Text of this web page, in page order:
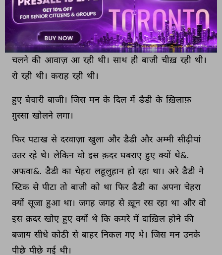
कर रही है। कमरे में तो सिर्फ बाजी, मम्मी और डैडी थे।
बच्चा कहाँ था।
फिर ऊपर कोई किसी को ज़िद-ओ-कोब कर रहा था। छड़ी
चलने की आवाज़ आ रही थी। साथ ही बाजी चीख़ रही थी।
रो रही थी। कराह रही थी।
हुए बेचारी बाजी। जिस मन के दिल में डैडी के ख़िलाफ़
ग़ुस्सा खोलने लगा।
फिर पटाख से दरवाज़ा खुला और डैडी और अम्मी सीढ़ीयां
उतर रहे थे। लेकिन वो इस क़दर घबराए हुए क्यों थे&.
अफवा&. डैडी का चेहरा लहूलुहान हो रहा था। अरे डैडी ने
स्टिक से पीटा तो बाजी को था फिर डैडी का अपना चेहरा
क्यों सूजा हुआ था। जगह जगह से ख़ून रस रहा था और वो
इस क़दर खोए हुए क्यों थे कि कमरे में दाख़िल होने की
बजाय सीधे कोठी से बाहर निकल गए थे। जिस मन उनके
पीछे पीछे गई थी।